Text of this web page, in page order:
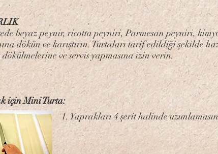
beyaz peynir, ricotta peyniri, Parmesan peyniri,
dökün ve karıştırın. Turtaları tarif edildiği şekilde
dökülmelerine ve servis yapmasına izin verin.
için Mini Turta:
1. Yaprakları 4 şerit halinde